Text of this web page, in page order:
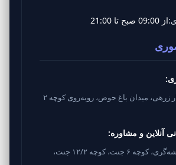
از 09:00 صبح تا 21:00
شیراز، بلوار زرهی، میدان باغ حوض، روبه‌روی کوچه ۲
آنلاین و مشاوره:
شیراز، شیشه‌گری، کوچه ۶ جنت، کوچه ۱۲/۲ جنت،